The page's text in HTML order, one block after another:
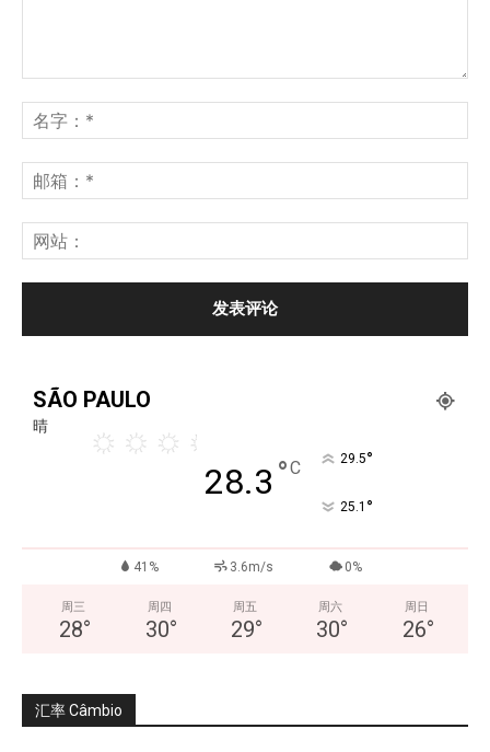
SÃO PAULO
晴
28.3 °C 29.5°
25.1 °
41% 3.6m/s 0%
周三
28°
周四
30°
周五
29°
周六
30°
周日
26°
汇率 Câmbio